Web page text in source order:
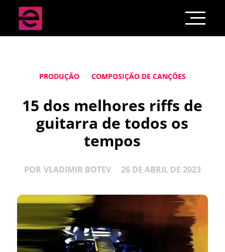
PRODUÇÃO COMPOSIÇÃO DE CANÇÕES
15 dos melhores riffs de
guitarra de todos os
tempos
POR VLADIMIR BOTEV 26 DE ABRIL DE 2023